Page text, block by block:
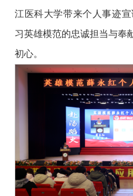
江医科大学带来个人事迹
习英雄模范的忠诚担当与奉
初心。